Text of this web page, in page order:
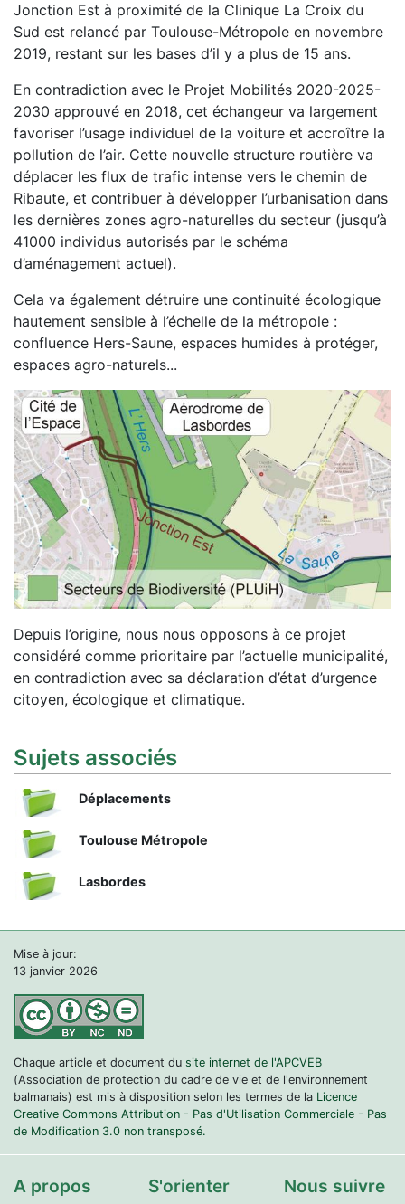
Jonction Est à proximité de la Clinique La Croix du
Sud est relancé par Toulouse-Métropole en novembre
2019, restant sur les bases d’il y a plus de 15 ans.
En contradiction avec le Projet Mobilités 2020-2025-
2030 approuvé en 2018, cet échangeur va largement
favoriser l’usage individuel de la voiture et accroître la
pollution de l’air. Cette nouvelle structure routière va
déplacer les flux de trafic intense vers le chemin de
Ribaute, et contribuer à développer l’urbanisation dans
les dernières zones agro-naturelles du secteur (jusqu’à
41000 individus autorisés par le schéma
d’aménagement actuel).
Cela va également détruire une continuité écologique
hautement sensible à l’échelle de la métropole :
confluence Hers-Saune, espaces humides à protéger,
espaces agro-naturels...
Depuis l’origine, nous nous opposons à ce projet
considéré comme prioritaire par l’actuelle municipalité,
en contradiction avec sa déclaration d’état d’urgence
citoyen, écologique et climatique.
Sujets associés
Déplacements
Toulouse Métropole
Lasbordes
Mise à jour:
13 janvier 2026
Chaque article et document du site internet de l'APCVEB
(Association de protection du cadre de vie et de l'environnement
balmanais) est mis à disposition selon les termes de la Licence
Creative Commons Attribution - Pas d'Utilisation Commerciale - Pas
de Modification 3.0 non transposé.
A propos S'orienter Nous suivre